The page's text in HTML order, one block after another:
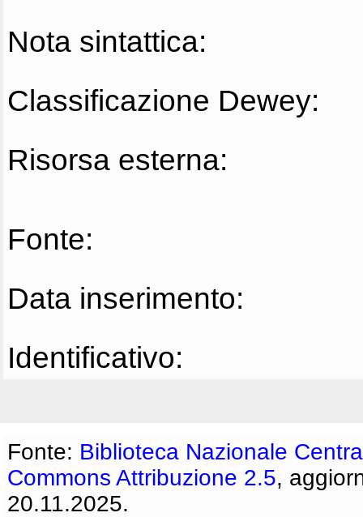
Nota sintattica:
Classificazione Dewey:
Risorsa esterna:
Fonte:
Data inserimento:
Identificativo:
Fonte: Biblioteca Nazionale
Commons Attribuzione 2.5,
20.11.2025.